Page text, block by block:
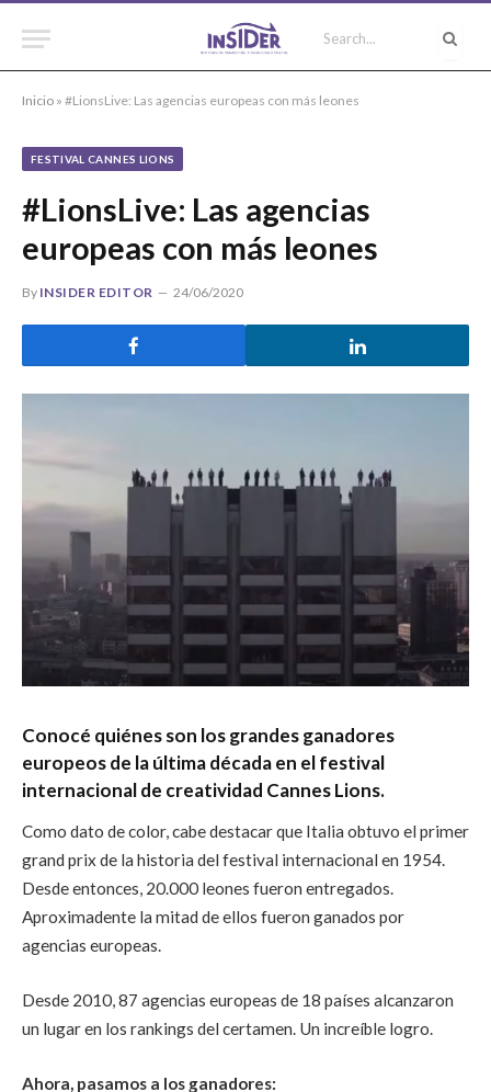
Inicio » #LionsLive: Las agencias europeas con más leones
FESTIVAL CANNES LIONS
#LionsLive: Las agencias
europeas con más leones
By INSIDER EDITOR 24/06/2020
Conocé quiénes son los grandes ganadores
europeos de la última década en el festival
internacional de creatividad Cannes Lions.
Como dato de color, cabe destacar que Italia obtuvo el primer
grand prix de la historia del festival internacional en 1954.
Desde entonces, 20.000 leones fueron entregados.
Aproximadente la mitad de ellos fueron ganados por
agencias europeas.
Desde 2010, 87 agencias europeas de 18 países alcanzaron
un lugar en los rankings del certamen. Un increíble logro.
Ahora, pasamos a los ganadores: